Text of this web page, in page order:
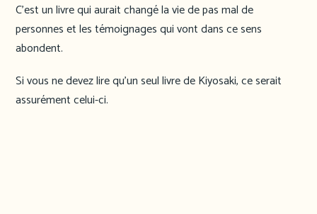
C’est un livre qui aurait changé la vie de pas mal de
personnes et les témoignages qui vont dans ce sens
abondent.
Si vous ne devez lire qu’un seul livre de Kiyosaki, ce serait
assurément celui-ci.